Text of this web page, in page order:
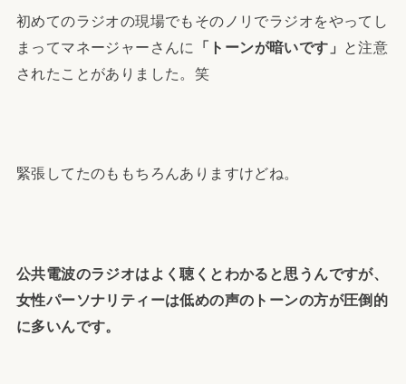
初めてのラジオの現場でもそのノリでラジオをやってし
まってマネージャーさんに
「トーンが暗いです」
と注意
されたことがありました。笑
緊張してたのももちろんありますけどね。
公共電波のラジオはよく聴くとわかると思うんですが、
女性パーソナリティーは低めの声のトーンの方が圧倒的
に多いんです。